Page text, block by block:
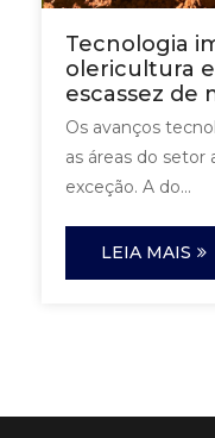
Tecnologia
olericultura
escassez de
Os avanços
as áreas do setor
exceção. A do...
LEIA MAIS